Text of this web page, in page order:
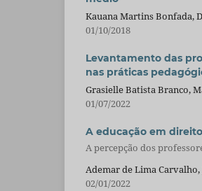
Kauana Martins Bonfada,
01/10/2018
Levantamento das
nas práticas
Grasielle Batista Branco,
01/07/2022
A educação em
A percepção dos
Ademar de Lima Carvalho,
02/01/2022